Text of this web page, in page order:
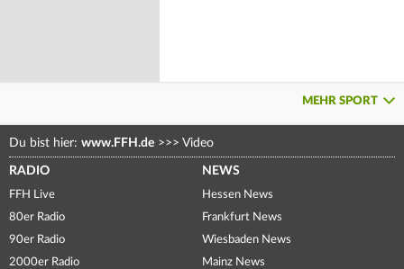
MEHR SPORT
Du bist hier: www.FFH.de >>> Video
RADIO
FFH Live
80er Radio
90er Radio
2000er Radio
NEWS
Hessen News
Frankfurt News
Wiesbaden News
Mainz News